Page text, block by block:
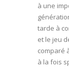
à une
tarde à
et le jeu
comparé
à la fois